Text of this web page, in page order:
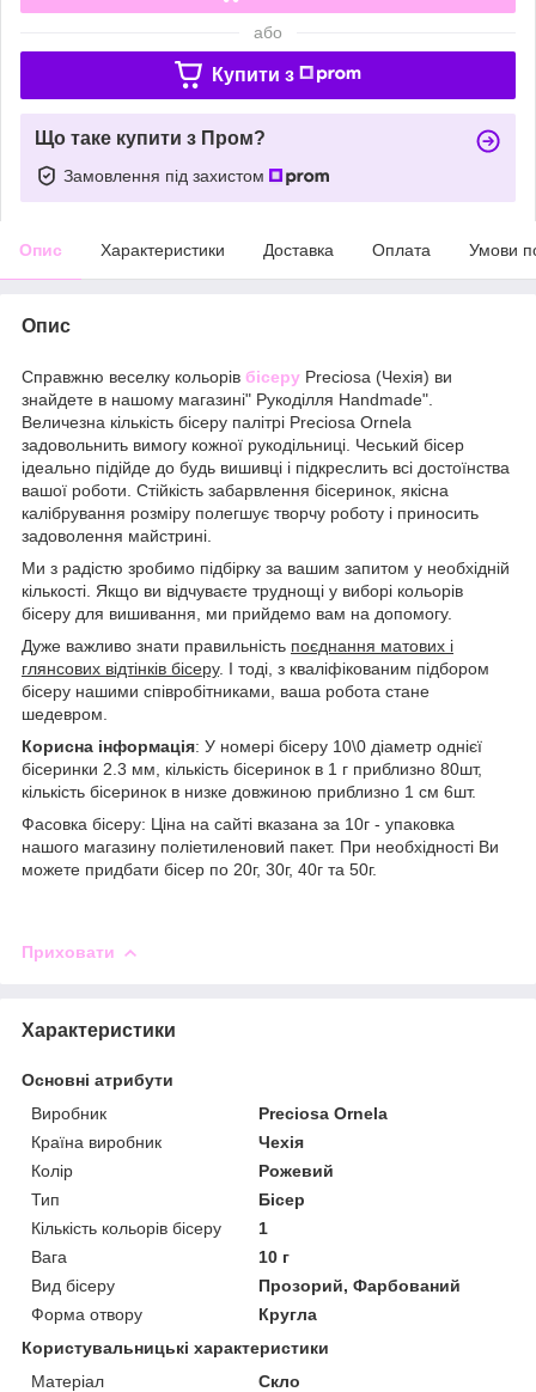
або
Купити з
Що таке купити з Пром?
Замовлення під захистом
Опис Характеристики Доставка Оплата Умови
Опис
Справжню веселку кольорів бісеру Preciosa (Чехія) ви
знайдете в нашому магазині" Рукоділля Handmade".
Величезна кількість бісеру палітрі Preciosa Ornela
задовольнить вимогу кожної рукодільниці. Чеський бісер
ідеально підійде до будь вишивці і підкреслить всі достоїнства
вашої роботи. Стійкість забарвлення бісеринок, якісна
калібрування розміру полегшує творчу роботу і приносить
задоволення майстрині.
Ми з радістю зробимо підбірку за вашим запитом у необхідній
кількості. Якщо ви відчуваєте труднощі у виборі кольорів
бісеру для вишивання, ми прийдемо вам на допомогу.
Дуже важливо знати правильність поєднання матових і
глянсових відтінків бісеру. І тоді, з кваліфікованим підбором
бісеру нашими співробітниками, ваша робота стане
шедевром.
Корисна інформація: У номері бісеру 10\0 діаметр однієї
бісеринки 2.3 мм, кількість бісеринок в 1 г приблизно 80шт,
кількість бісеринок в низке довжиною приблизно 1 см 6шт.
Фасовка бісеру: Ціна на сайті вказана за 10г - упаковка
нашого магазину поліетиленовий пакет. При необхідності Ви
можете придбати бісер по 20г, 30г, 40г та 50г.
Приховати
Характеристики
Основні атрибути
Виробник
Preciosa Ornela
Країна виробник
Чехія
Колір
Рожевий
Тип
Бісер
Кількість кольорів бісеру
1
Вага
10 г
Вид бісеру
Прозорий, Фарбований
Форма отвору
Кругла
Користувальницькі характеристики
Матеріал
Скло